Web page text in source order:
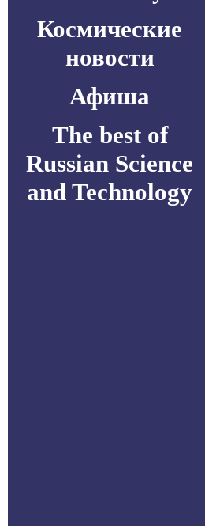
Космические
новости
Афиша
The best of
Russian Science
and Technology